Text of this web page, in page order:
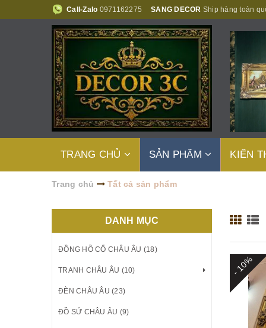
Call-Zalo 0971162275 SANG DECOR Ship hàng toàn
TRANG CHỦ SẢN PHẨM KIẾN
Trang chủ Tất cả sản phẩm
- 10%
DANH MỤC
ĐỒNG HỒ CỔ CHÂU ÂU (18)
TRANH CHÂU ÂU (10)
ĐÈN CHÂU ÂU (23)
ĐỒ SỨ CHÂU ÂU (9)